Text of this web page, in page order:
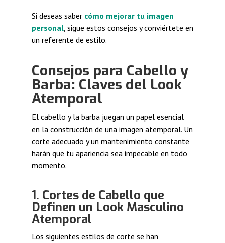
Si deseas saber cómo mejorar tu imagen
personal, sigue estos consejos y conviértete en
un referente de estilo.
Consejos para Cabello y
Barba: Claves del Look
Atemporal
El cabello y la barba juegan un papel esencial
en la construcción de una imagen atemporal. Un
corte adecuado y un mantenimiento constante
harán que tu apariencia sea impecable en todo
momento.
1. Cortes de Cabello que
Definen un Look Masculino
Atemporal
Los siguientes estilos de corte se han